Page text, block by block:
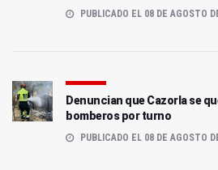
PUBLICADO EL 08 DE AGOSTO
Denuncian que Cazorla se
bomberos por turno
PUBLICADO EL 08 DE AGOSTO